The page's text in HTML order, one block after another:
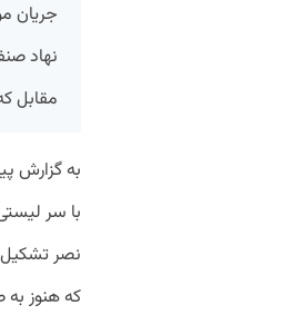
جریان
نهاد
مقابل
به گزارش
با سر
نصر تشکیل
که هنوز